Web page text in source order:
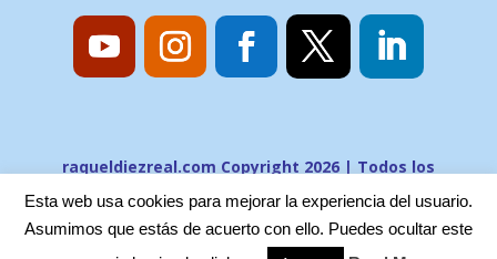
raqueldiezreal.com Copyright 2026 | Todos los
derechos reservados
Esta web usa cookies para mejorar la experiencia del usuario.
Asumimos que estás de acuerto con ello. Puedes ocultar este